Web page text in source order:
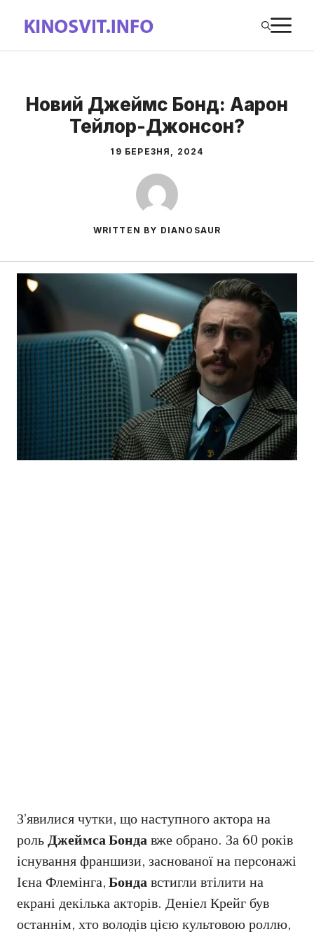
вмісту
Новий Джеймс Бонд: Аарон
Тейлор-Джонсон?
19 БЕРЕЗНЯ, 2024
WRITTEN BY DIANOSAUR
З’явилися чутки, що наступного актора на
рольДжеймса Бондавже обрано. За 60 років
існування франшизи, заснованої на персонажі
Ієна Флемінга,Бондавстигли втілити на
екрані декілька акторів. Деніел Крейг був
останнім, хто володів цією культовою роллю,